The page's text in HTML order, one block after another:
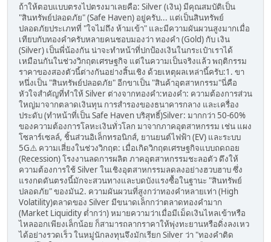
ถ้าให้ตอบแบบตรงไปตรงมาเลยคือ: Silver (เงิน) มีคุณสมบัติเป็น
"สินทรัพย์ปลอดภัย" (Safe Haven) อยู่ครับ... แต่เป็นสินทรัพย์
ปลอดภัยประเภทที่ "ใจไม่ถึง ห้ามเข้า" และมีความผันผวนสูงมากเมื่อ
เทียบกับทองคำครับหลายคนชอบมองว่า ทองคำ (Gold) กับ เงิน
(Silver) เป็นพี่น้องกัน น่าจะทำหน้าที่ปกป้องเงินในกระเป๋าเราได้
เหมือนกันในช่วงวิกฤตเศรษฐกิจ แต่ในความเป็นจริงแล้ว พฤติกรรม
ราคาของสองตัวนี้ต่างกันอย่างสิ้นเชิง ด้วยเหตุผลเหล่านี้ครับ:1. ขา
หนึ่งเป็น "สินทรัพย์ปลอดภัย" อีกขาเป็น "สินค้าอุตสาหกรรม"นี่คือ
หัวใจสำคัญที่ทำให้ Silver ต่างจากทองคำ:ทองคำ: ความต้องการส่วน
ใหญ่มาจากตลาดเงินทุน การสำรองของธนาคารกลาง และเครื่อง
ประดับ (ทำหน้าที่เป็น Safe Haven บริสุทธิ์)Silver: มากกว่า 50-60%
ของความต้องการโลหะเงินทั่วโลก มาจากภาคอุตสาหกรรม เช่น แผง
โซลาร์เซลล์, ชิ้นส่วนอิเล็กทรอนิกส์, ยานยนต์ไฟฟ้า (EV) และระบบ
5G⚠️ ความเสี่ยงในช่วงวิกฤต: เมื่อเกิดวิกฤตเศรษฐกิจแบบถดถอย
(Recession) โรงงานลดการผลิต ภาคอุตสาหกรรมชะลอตัว ดึงให้
ความต้องการใช้ Silver ในเชิงอุตสาหกรรมลดลงอย่างฮวบฮาบ ซึ่ง
แรงกดดันตรงนี้มักจะสวนทางและบดบังแรงซื้อในฐานะ "สินทรัพย์
ปลอดภัย" ของมัน2. ความผันผวนที่สูงกว่าทองคำหลายเท่า (High
Volatility)ตลาดของ Silver มีขนาดเล็กกว่าตลาดทองคำมาก
(Market Liquidity ต่ำกว่า) หมายความว่าเมื่อมีเม็ดเงินไหลเข้าหรือ
ไหลออกเพียงเล็กน้อย ก็สามารถลากราคาให้พุ่งทะยานหรือดิ่งลงเหว
ได้อย่างรวดเร็ว ในหมู่นักลงทุนจึงมักเรียก Silver ว่า "ทองคำติด